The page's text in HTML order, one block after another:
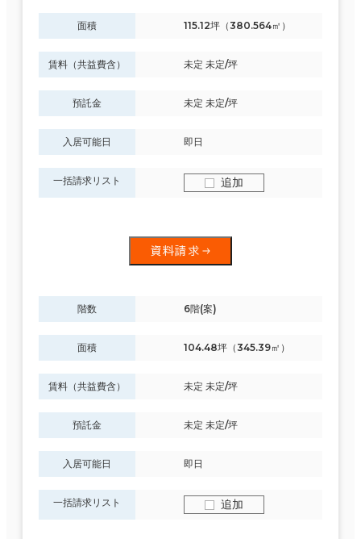
面積 115.12坪（380.564㎡）
賃料（共益費含） 未定 未定/坪
預託金 未定 未定/坪
入居可能日 即日
一括請求リスト 追加
資料請求
階数 6階(案)
面積 104.48坪（345.39㎡）
賃料（共益費含） 未定 未定/坪
預託金 未定 未定/坪
入居可能日 即日
一括請求リスト 追加